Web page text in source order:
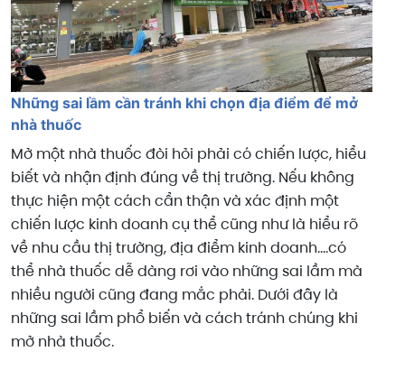
Những sai lầm cần tránh khi chọn địa điểm để mở
nhà thuốc
Mở một nhà thuốc đòi hỏi phải có chiến lược, hiểu
biết và nhận định đúng về thị trường. Nếu không
thực hiện một cách cẩn thận và xác định một
chiến lược kinh doanh cụ thể cũng như là hiểu rõ
về nhu cầu thị trường, địa điểm kinh doanh....có
thể nhà thuốc dễ dàng rơi vào những sai lầm mà
nhiều người cũng đang mắc phải. Dưới đây là
những sai lầm phổ biến và cách tránh chúng khi
mở nhà thuốc.